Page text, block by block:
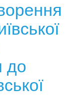
до